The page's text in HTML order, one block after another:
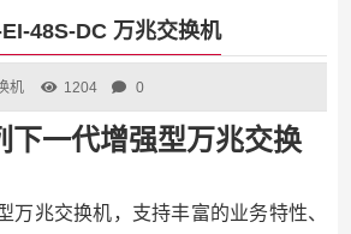
48S-DC 万兆交换机
机 1204 0
下一代增强型万兆交换
万兆交换机，支持丰富的业务特性、